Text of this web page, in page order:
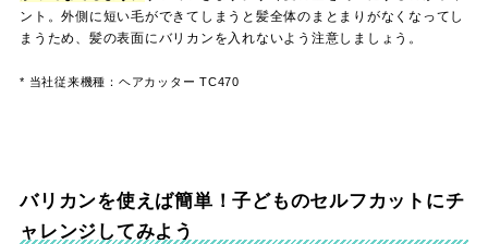
ント。外側に短い毛ができてしまうと髪全体のまとまりがなくなってし
まうため、髪の表面にバリカンを入れないよう注意しましょう。
* 当社従来機種：ヘアカッター TC470
バリカンを使えば簡単！子どものセルフカットにチ
ャレンジしてみよう